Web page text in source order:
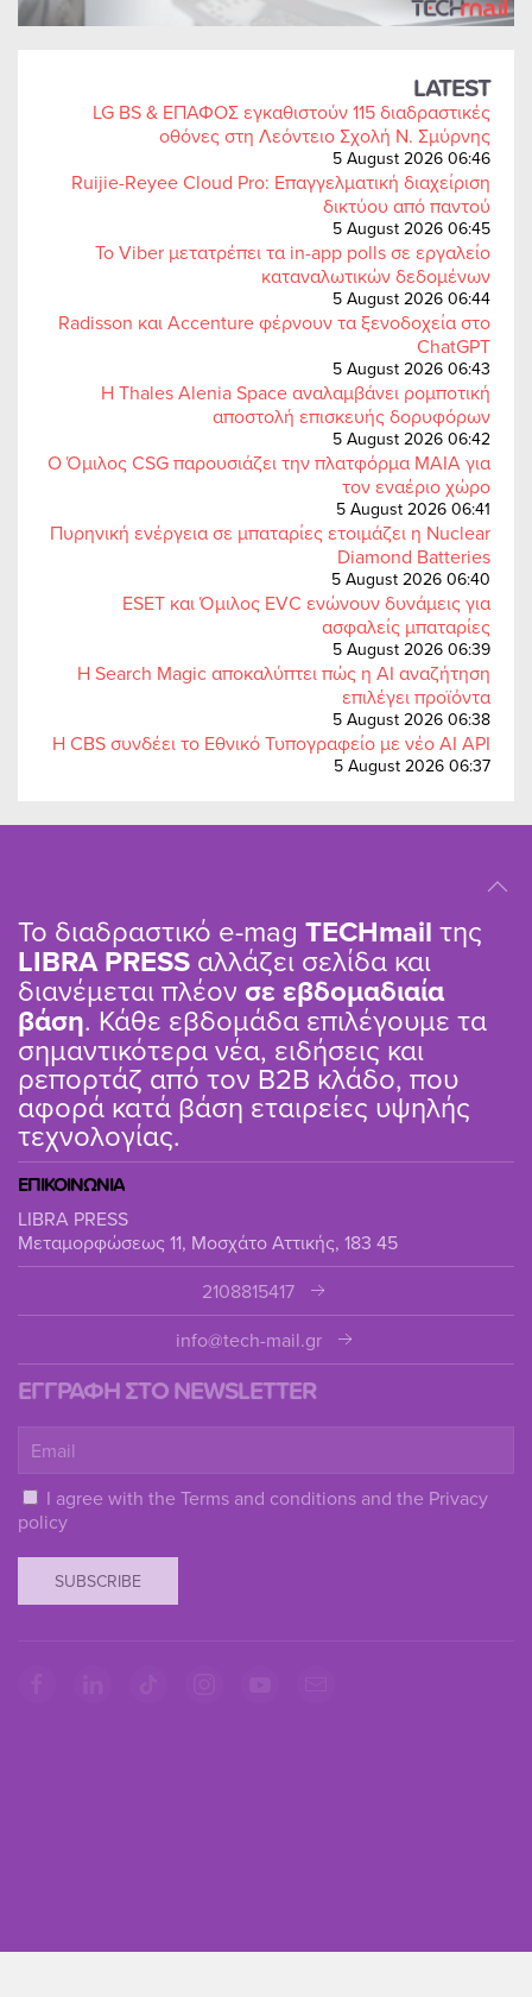
LATEST
LG BS & ΕΠΑΦΟΣ εγκαθιστούν 115 διαδραστικές
οθόνες στη Λεόντειο Σχολή Ν. Σμύρνης
5 August 2026 06:46
Ruijie-Reyee Cloud Pro: Επαγγελματική διαχείριση
δικτύου από παντού
5 August 2026 06:45
Το Viber μετατρέπει τα in-app polls σε εργαλείο
καταναλωτικών δεδομένων
5 August 2026 06:44
Radisson και Accenture φέρνουν τα ξενοδοχεία στο
ChatGPT
5 August 2026 06:43
Η Thales Alenia Space αναλαμβάνει ρομποτική
αποστολή επισκευής δορυφόρων
5 August 2026 06:42
Ο Όμιλος CSG παρουσιάζει την πλατφόρμα MAIA για
τον εναέριο χώρο
5 August 2026 06:41
Πυρηνική ενέργεια σε μπαταρίες ετοιμάζει η Nuclear
Diamond Batteries
5 August 2026 06:40
ESET και Όμιλος EVC ενώνουν δυνάμεις για
ασφαλείς μπαταρίες
5 August 2026 06:39
Η Search Magic αποκαλύπτει πώς η AI αναζήτηση
επιλέγει προϊόντα
5 August 2026 06:38
Η CBS συνδέει το Εθνικό Τυπογραφείο με νέο AI API
5 August 2026 06:37
Το διαδραστικό e-mag TΕCHmail της
LIBRA PRESS αλλάζει σελίδα και
διανέμεται πλέον σε εβδομαδιαία
βάση. Κάθε εβδομάδα επιλέγουμε τα
σημαντικότερα νέα, ειδήσεις και
ρεπορτάζ από τον B2B κλάδο, που
αφορά κατά βάση εταιρείες υψηλής
τεχνολογίας.
ΕΠΙΚΟΙΝΩΝΙΑ
LIBRA PRESS
Μεταμορφώσεως 11, Μοσχάτο Αττικής, 183 45
2108815417
info@tech-mail.gr
ΕΓΓΡΑΦΗ ΣΤΟ NEWSLETTER
I agree with the Terms and conditions and the Privacy
policy
SUBSCRIBE